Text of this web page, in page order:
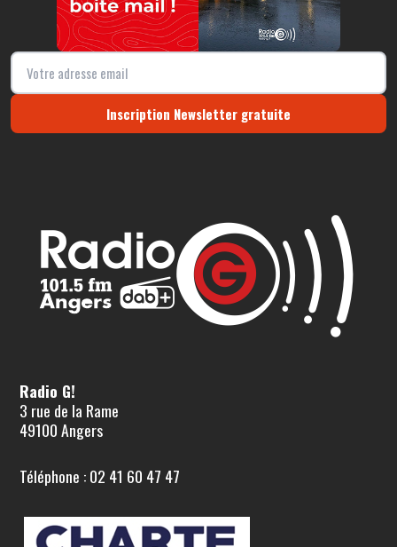
Inscription Newsletter gratuite
Radio G!
3 rue de la Rame
49100 Angers
Téléphone : 02 41 60 47 47